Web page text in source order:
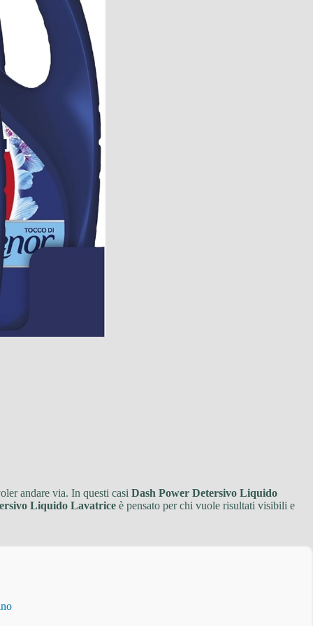
andare via. In questi casi Dash Power Detersivo Liquido
Liquido Lavatrice è pensato per chi vuole risultati visibili e